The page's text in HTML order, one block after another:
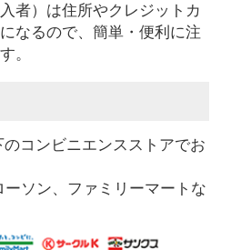
者）は住所やクレジットカ
なるので、簡単・便利に注
。
コンビニエンスストアでお
ーソン、ファミリーマートな